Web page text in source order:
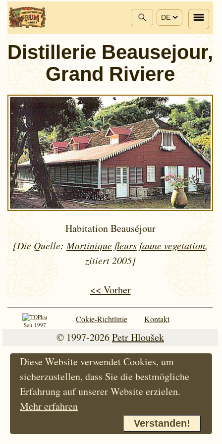
DE
Distillerie Beausejour,
Grand Riviere
Habitation Beauséjour
[Die Quelle:Martinique fleurs faune vegetation,
zitiert 2005]
<< Vorher
Seit 1997
Cokie-Richtlinie Kontakt
© 1997-2026Petr Hloušek
Diese Website verwendet Cookies, um
sicherzustellen, dass Sie die bestmögliche
Erfahrung auf unserer Website erzielen.
Mehr erfahren
Verstanden!